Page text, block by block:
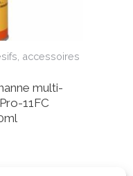
accessoires
multi-
11FC